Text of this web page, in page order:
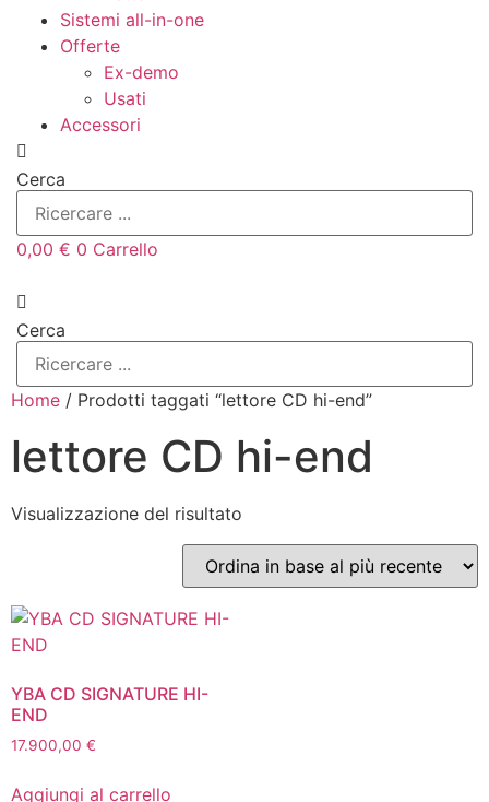
Sistemi all-in-one
Offerte
Ex-demo
Usati
Accessori
Cerca
0,00 € 0 Carrello
Cerca
Home / Prodotti taggati “lettore CD hi-end”
lettore CD hi-end
Visualizzazione del risultato
YBA CD SIGNATURE HI-
END
17.900,00 €
Aggiungi al carrello